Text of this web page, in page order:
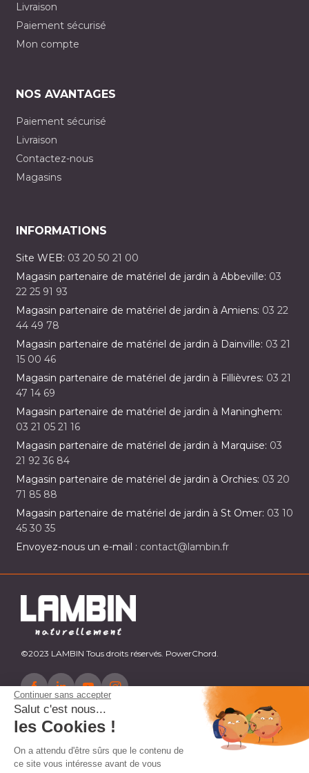
Continuer sans accepter
Salut c'est nous...
les Cookies !
On a attendu d'être sûrs que le contenu de
ce site vous intéresse avant de vous
Livraison
Paiement sécurisé
Mon compte
NOS AVANTAGES
Paiement sécurisé
Livraison
Contactez-nous
Magasins
INFORMATIONS
Site WEB: 03 20 50 21 00
Magasin partenaire de matériel de jardin à Abbeville: 03
22 25 91 93
Magasin partenaire de matériel de jardin à Amiens: 03 22
44 49 78
Magasin partenaire de matériel de jardin à Dainville: 03 21
15 00 46
Magasin partenaire de matériel de jardin à Fillièvres: 03 21
47 14 69
Magasin partenaire de matériel de jardin à Maninghem:
03 21 05 21 16
Magasin partenaire de matériel de jardin à Marquise: 03
21 92 36 84
Magasin partenaire de matériel de jardin à Orchies: 03 20
71 85 88
Magasin partenaire de matériel de jardin à St Omer: 03 10
45 30 35
Envoyez-nous un e-mail : contact@lambin.fr
©2023 LAMBIN Tous droits réservés. PowerChord.